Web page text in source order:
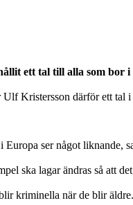
ett tal till alla som bor i
Ulf Kristersson därför ett tal i
ser något liknande,
ska lagar ändras så att
kriminella när de blir äldre.